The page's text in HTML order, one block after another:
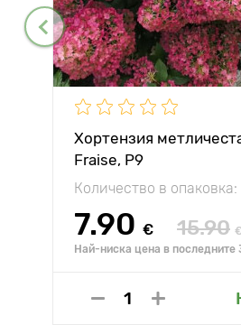
Хортензия
Fraise, P9
Количество в опаковка:
7.90 € 15.90
Най-ниска цена в последните